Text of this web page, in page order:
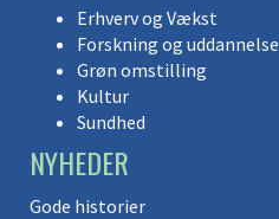
Erhverv og Vækst
Forskning og uddannelse
Grøn omstilling
Kultur
Sundhed
NYHEDER
Gode historier